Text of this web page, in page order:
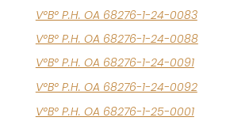
V°B° P.H. OA 68276-1-24-0083
V°B° P.H. OA 68276-1-24-0088
V°B° P.H. OA 68276-1-24-0091
V°B° P.H. OA 68276-1-24-0092
V°B° P.H. OA 68276-1-25-0001